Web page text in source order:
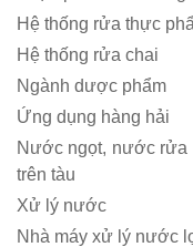
Hệ thống rửa thực
Hệ thống rửa chai
Ngành dược phẩm
Ứng dụng hàng hải
Nước ngọt, nước rửa
trên tàu
Xử lý nước
Nhà máy xử lý nước